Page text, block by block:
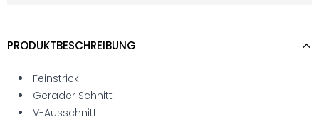
PRODUKTBESCHREIBUNG
Feinstrick
Gerader Schnitt
V-Ausschnitt